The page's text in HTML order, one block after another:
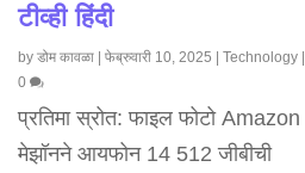
टीव्ही हिंदी
by डोम कावळा| फेब्रुवारी 10, 2025 | Technology|
0
प्रतिमा स्रोत: फाइल फोटो Amazon
मेझॉनने आयफोन 14 512 जीबीची